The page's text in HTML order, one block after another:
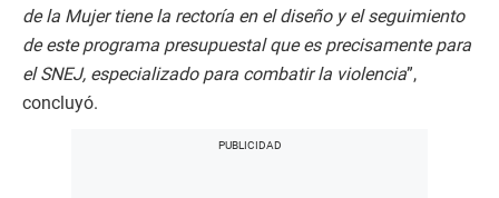
de la Mujer tiene la rectoría en el diseño y el seguimiento
de este programa presupuestal que es precisamente para
el SNEJ, especializado para combatir la violencia”,
concluyó.